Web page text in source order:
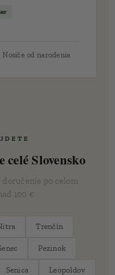
od narodenia
Slovensko
po celom
100 €
Trenčín
Pezinok
Senica Leopoldov